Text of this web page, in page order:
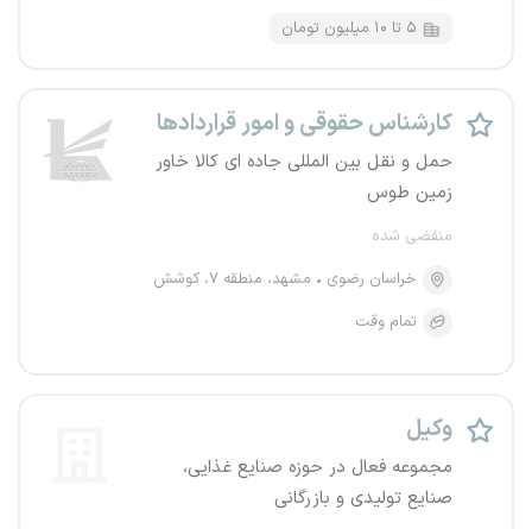
۵ تا ۱۰ میلیون تومان
کارشناس حقوقی و امور قراردادها
حمل و نقل بین المللی جاده ای کالا خاور
زمین طوس
منقضی شده
خراسان رضوی
مشهد، منطقه ۷، کوشش
تمام وقت
وکیل
مجموعه فعال در حوزه صنایع غذایی،
صنایع تولیدی و بازرگانی